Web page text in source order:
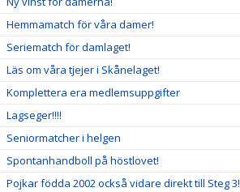
Hemmamatch för våra damer!
Seriematch för damlaget!
Läs om våra tjejer i Skånelaget!
Komplettera era medlemsuppgifter
Lagseger!!!!
Seniormatcher i helgen
Spontanhandboll på höstlovet!
Pojkar födda 2002 också vidare direkt till Steg 3!